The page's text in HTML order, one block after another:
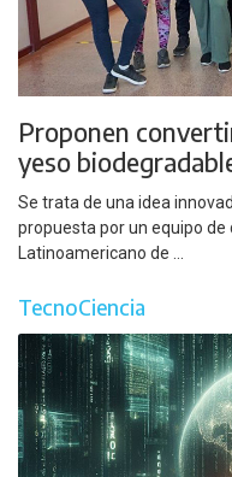
Proponen
yeso
Se trata de una idea
propuesta por un equipo
Latinoamericano de ...
TecnoCiencia